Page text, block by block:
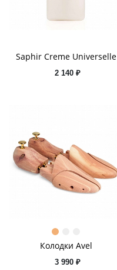
Saphir Creme Universelle
2 140 ₽
Колодки Avel
3 990 ₽